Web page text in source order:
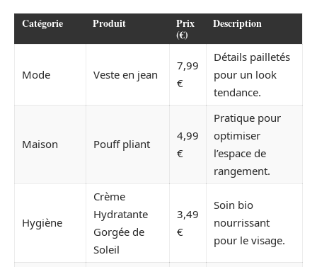
Catégorie Produit Prix
(€)
Description
Mode Veste en jean
7,99
€
Détails pailletés
pour un look
tendance.
Maison Pouff pliant
4,99
€
Pratique pour
optimiser
l’espace de
rangement.
Hygiène
Crème
Hydratante
Gorgée de
Soleil
3,49
€
Soin bio
nourrissant
pour le visage.